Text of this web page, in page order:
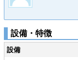
設備・特徴
設備